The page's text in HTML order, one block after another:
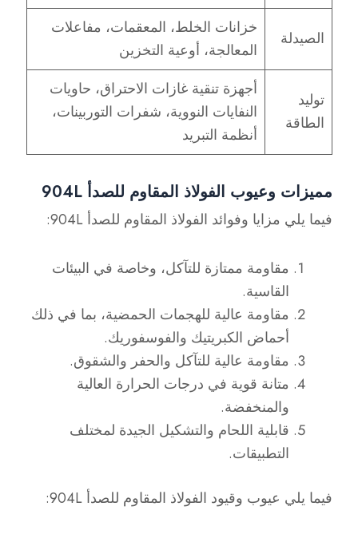
الصيدلة
خزانات الخلط، المعقمات، مفاعلات
المعالجة، أوعية التخزين
توليد
الطاقة
أجهزة تنقية غازات الاحتراق، حاويات
النفايات النووية، شفرات التوربينات،
أنظمة التبريد
مميزات وعيوب الفولاذ المقاوم للصدأ 904L
فيما يلي مزايا وفوائد الفولاذ المقاوم للصدأ 904L:
مقاومة ممتازة للتآكل، وخاصة في البيئات
القاسية.
مقاومة عالية للهجمات الحمضية، بما في ذلك
أحماض الكبريتيك والفوسفوريك.
مقاومة عالية للتآكل والحفر والشقوق.
متانة قوية في درجات الحرارة العالية
والمنخفضة.
قابلية اللحام والتشكيل الجيدة لمختلف
التطبيقات.
فيما يلي عيوب وقيود الفولاذ المقاوم للصدأ 904L: